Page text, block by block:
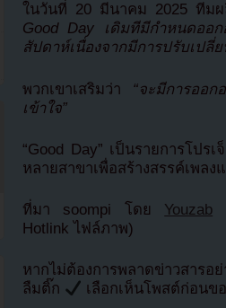
ในวันที่ 20 มีนาคม 2025 ทีมผ
Good Day เดิมทีมีกำหนดออ
สัปดาห์เนื่องจากมีการปรับเปลี่ย
พวกเขาเสริมว่า “จะมีการออ
เข้าใจ”
“Good Day” เป็นรายการโปร
หลายสาขาเพื่อสร้างสรรค์เพลง
ที่มา soompi โดย Youzab
Hotlink ไฟล์ภาพ)
หากไม่ต้องการพลาดข่าวสารอ
ลืมติ๊ก
เลือกเห็นโพสต์ก่อนข